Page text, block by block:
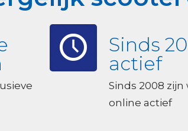
Sinds
actief
Sinds 2008 zijn
online actief